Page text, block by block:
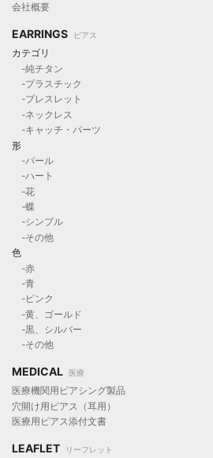
会社概要
EARRINGS ピアス
カテゴリ
-純チタン
-プラスチック
-ブレスレット
-ネックレス
-キャッチ・パーツ
形
-パール
-ハート
-花
-蝶
-シンプル
-その他
色
-赤
-青
-ピンク
-黄、ゴールド
-黒、シルバー
-その他
MEDICAL 医療
医療機関用ピアシング製品
穴開け用ピアス（耳用）
医療用ピアス添付文書
LEAFLET リーフレット